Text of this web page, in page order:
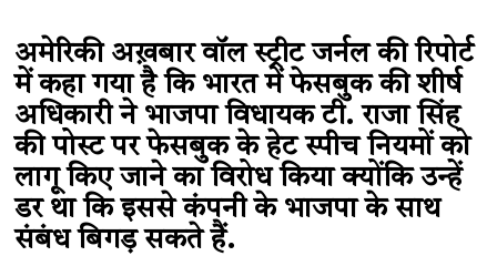
अमेरिकी अख़बार वॉल स्ट्रीट जर्नल की रिपोर्ट
में कहा गया है कि भारत में फेसबुक की शीर्ष
अधिकारी ने भाजपा विधायक टी. राजा सिंह
की पोस्ट पर फेसबुक के हेट स्पीच नियमों को
लागू किए जाने का विरोध किया क्योंकि उन्हें
डर था कि इससे कंपनी के भाजपा के साथ
संबंध बिगड़ सकते हैं.